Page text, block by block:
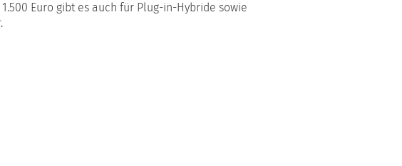
Euro gibt es auch für Plug-in-Hybride sowie